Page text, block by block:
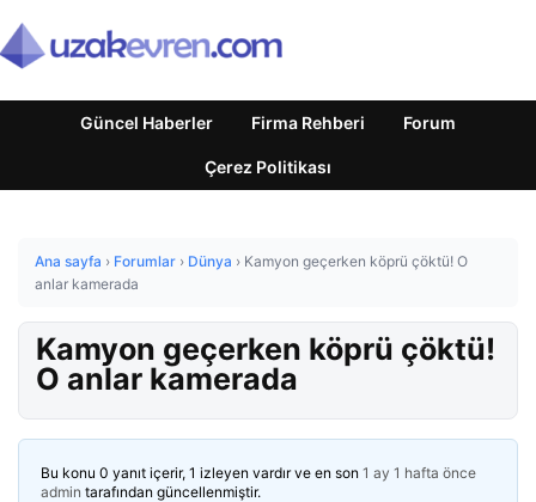
Güncel Haberler Firma Rehberi Forum
Çerez Politikası
Ana sayfa › Forumlar › Dünya › Kamyon geçerken köprü çöktü! O
anlar kamerada
Kamyon geçerken köprü çöktü!
O anlar kamerada
Bu konu 0 yanıt içerir, 1 izleyen vardır ve en son 1 ay 1 hafta önce
admin tarafından güncellenmiştir.